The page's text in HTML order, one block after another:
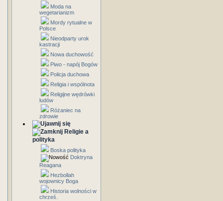
Moda na
wegetarianizm
Mordy rytualne w
Polsce
Nieodparty urok
kastracji
Nowa duchowość
Piwo - napój Bogów
Policja duchowa
Religia i wspólnota
Religijne wędrówki
ludów
Różaniec na
zdrowie
Religie a
polityka
Boska polityka
Doktryna
Reagana
Hezbollah
wojownicy Boga
Historia wolności w
chrześ.